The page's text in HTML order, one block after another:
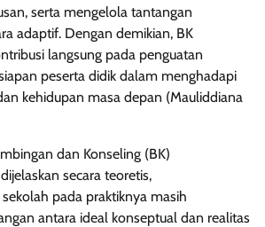
serta mengelola tantangan
adaptif. Dengan demikian, BK
langsung pada penguatan
peserta didik dalam menghadapi
kehidupan masa depan (Mauliddiana
dan Konseling (BK)
secara teoretis,
pada praktiknya masih
antara ideal konseptual dan realitas